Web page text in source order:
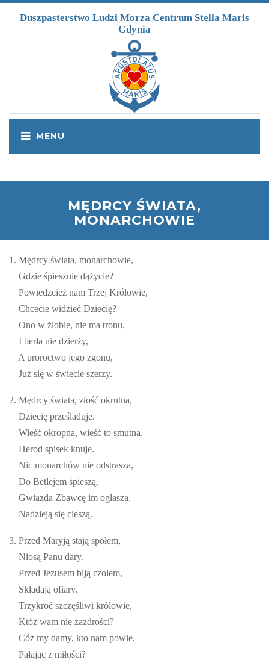
Duszpasterstwo Ludzi Morza Centrum Stella Maris
Gdynia
MĘDRCY ŚWIATA,
MONARCHOWIE
1. Mędrcy świata, monarchowie,
Gdzie śpiesznie dążycie?
Powiedzcież nam Trzej Królowie,
Chcecie widzieć Dziecię?
Ono w żłobie, nie ma tronu,
I berła nie dzierży,
A proroctwo jego zgonu,
Już się w świecie szerzy.
2. Mędrcy świata, złość okrutna,
Dziecię prześladuje.
Wieść okropna, wieść to smutna,
Herod spisek knuje.
Nic monarchów nie odstrasza,
Do Betlejem śpieszą,
Gwiazda Zbawcę im ogłasza,
Nadzieją się cieszą.
3. Przed Maryją stają społem,
Niosą Panu dary.
Przed Jezusem biją czołem,
Składają ofiary.
Trzykroć szczęśliwi królowie,
Któż wam nie zazdrości?
Cóż my damy, kto nam powie,
Pałając z miłości?